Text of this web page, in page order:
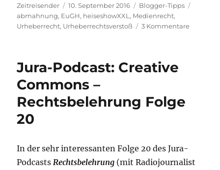
Autor
Zeitreisender
Veröffentlicht
am
10. September 2016 Kategorien
Blogger-Tipps
abmahnung, EuGH, heiseshowXXL , Medienrecht,
Urheberrecht, Urheberrechtsverstoß 3 Kommentarezu
Jura-Podcast: Creative
Commons –
Rechtsbelehrung Folge
20
In der sehr interessanten Folge 20 des Jura-
Podcasts Rechtsbelehrung (mit Radiojournalist